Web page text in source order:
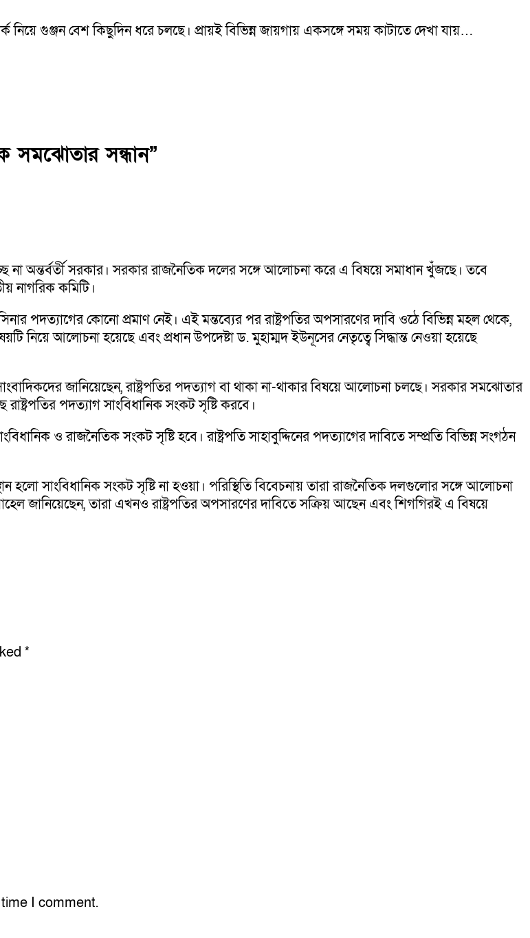
নিয়ে গুঞ্জন বেশ কিছুদিন ধরে চলছে। প্রায়ই বিভিন্ন জায়গায় একসঙ্গে সময় কাটাতে দেখা যায়…
সমঝোতার সন্ধান”
না অন্তর্বর্তী সরকার। সরকার রাজনৈতিক দলের সঙ্গে আলোচনা করে এ বিষয়ে সমাধান খুঁজছে। তবে
নাগরিক কমিটি।
পদত্যাগের কোনো প্রমাণ নেই। এই মন্তব্যের পর রাষ্ট্রপতির অপসারণের দাবি ওঠে বিভিন্ন মহল থেকে,
নিয়ে আলোচনা হয়েছে এবং প্রধান উপদেষ্টা ড. মুহাম্মদ ইউনূসের নেতৃত্বে সিদ্ধান্ত নেওয়া হয়েছে
জানিয়েছেন, রাষ্ট্রপতির পদত্যাগ বা থাকা না-থাকার বিষয়ে আলোচনা চলছে। সরকার সমঝোতার
পদত্যাগ সাংবিধানিক সংকট সৃষ্টি করবে।
ও রাজনৈতিক সংকট সৃষ্টি হবে। রাষ্ট্রপতি সাহাবুদ্দিনের পদত্যাগের দাবিতে সম্প্রতি বিভিন্ন সংগঠন
সাংবিধানিক সংকট সৃষ্টি না হওয়া। পরিস্থিতি বিবেচনায় তারা রাজনৈতিক দলগুলোর সঙ্গে আলোচনা
জানিয়েছেন, তারা এখনও রাষ্ট্রপতির অপসারণের দাবিতে সক্রিয় আছেন এবং শিগগিরই এ বিষয়ে
*
I comment.